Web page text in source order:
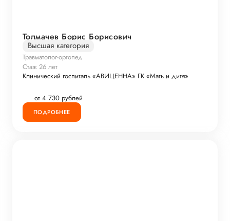
Толмачев Борис Борисович
Высшая категория
Травматолог-ортопед
Стаж 26 лет
Клинический госпиталь «АВИЦЕННА» ГК «Мать и дитя»
от 4 730 рублей
ПОДРОБНЕЕ